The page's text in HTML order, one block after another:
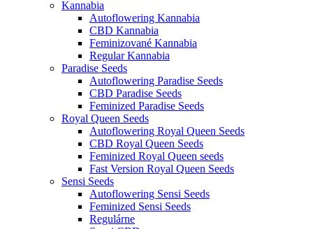
Kannabia
Autoflowering Kannabia
CBD Kannabia
Feminizované Kannabia
Regular Kannabia
Paradise Seeds
Autoflowering Paradise Seeds
CBD Paradise Seeds
Feminized Paradise Seeds
Royal Queen Seeds
Autoflowering Royal Queen Seeds
CBD Royal Queen Seeds
Feminized Royal Queen seeds
Fast Version Royal Queen Seeds
Sensi Seeds
Autoflowering Sensi Seeds
Feminized Sensi Seeds
Regulárne